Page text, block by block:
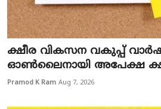
ക്ഷീര വികസന വകുപ്പ്
ഓൺലൈനായി അപേക്ഷ
Pramod K Ram Aug 7, 2026